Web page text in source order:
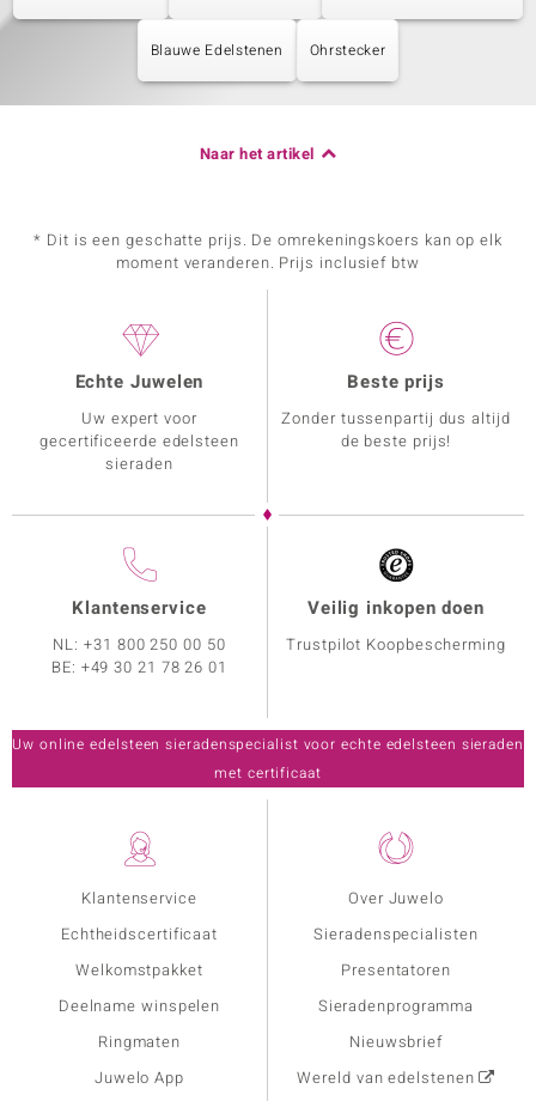
Blauwe Edelstenen Ohrstecker
Naar het artikel
* Dit is een geschatte prijs. De omrekeningskoers kan op elk
moment veranderen. Prijs inclusief btw
Klantenservice
Echtheidscertificaat
Welkomstpakket
Deelname winspelen
Ringmaten
Juwelo App
Over Juwelo
Sieradenspecialisten
Presentatoren
Sieradenprogramma
Nieuwsbrief
Wereld van edelstenen
Echte Juwelen
Uw expert voor
gecertificeerde edelsteen
sieraden
Beste prijs
Zonder tussenpartij dus altijd
de beste prijs!
Klantenservice
NL:+31 800 250 00 50
BE: +49 30 21 78 26 01
Veilig inkopen doen
Trustpilot Koopbescherming
Uw online edelsteen sieradenspecialist voor echte edelsteen sieraden
met certificaat